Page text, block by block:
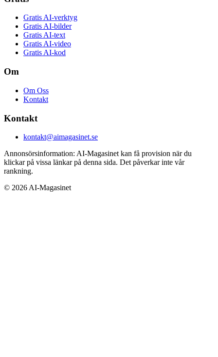
Gratis AI-verktyg
Gratis AI-bilder
Gratis AI-text
Gratis AI-video
Gratis AI-kod
Om
Om Oss
Kontakt
Kontakt
kontakt@aimagasinet.se
Annonsörsinformation: AI-Magasinet kan få provision när du
klickar på vissa länkar på denna sida. Det påverkar inte vår
rankning.
© 2026 AI-Magasinet